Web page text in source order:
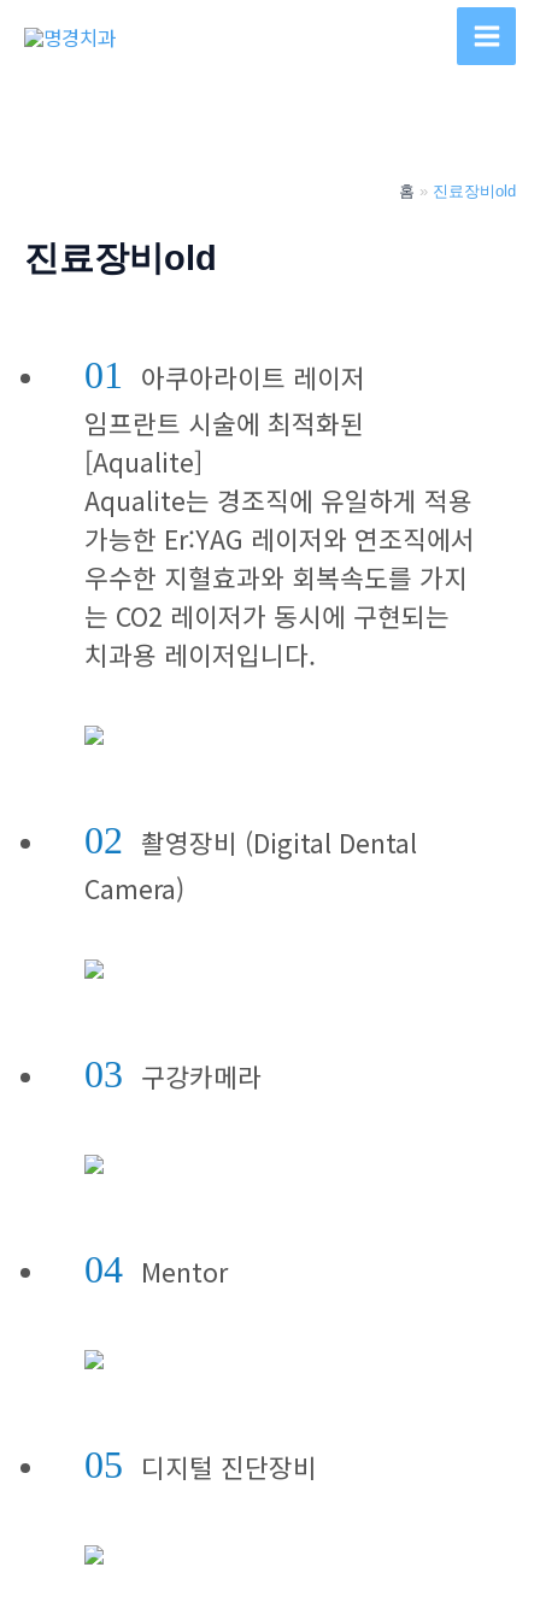
Main
홈 진료장비old
진료장비old
01
아쿠아라이트 레이저
임프란트 시술에 최적화된
[Aqualite]
Aqualite는 경조직에 유일하게 적용
가능한 Er:YAG 레이저와 연조직에서
우수한 지혈효과와 회복속도를 가지
는 CO2 레이저가 동시에 구현되는
치과용 레이저입니다.
02 촬영장비 (Digital Dental
Camera)
03 구강카메라
04 Mentor
05 디지털 진단장비